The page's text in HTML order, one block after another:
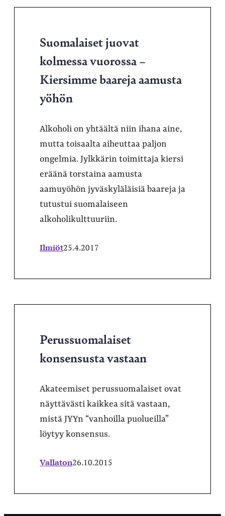
Suomalaiset juovat
kolmessa vuorossa –
Kiersimme baareja aamusta
yöhön
Alkoholi on yhtäältä niin ihana aine,
mutta toisaalta aiheuttaa paljon
ongelmia. Jylkkärin toimittaja kiersi
eräänä torstaina aamusta
aamuyöhön jyväskyläläisiä baareja ja
tutustui suomalaiseen
alkoholikulttuuriin.
Ilmiöt25.4.2017
Perussuomalaiset
konsensusta vastaan
Akateemiset perussuomalaiset ovat
näyttävästi kaikkea sitä vastaan,
mistä JYYn “vanhoilla puolueilla”
löytyy konsensus.
Vallaton26.10.2015